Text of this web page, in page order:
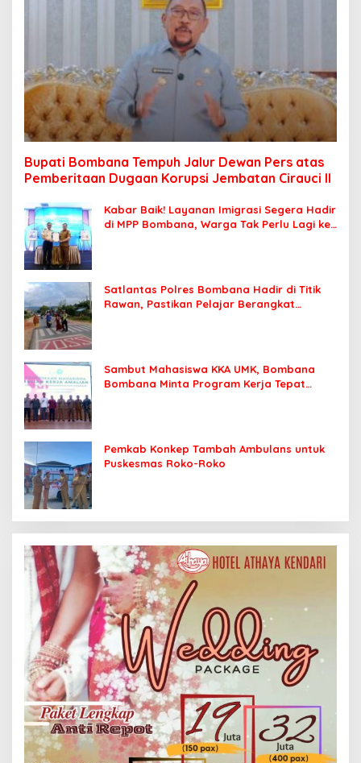
Bupati Bombana Tempuh Jalur Dewan Pers atas
Pemberitaan Dugaan Korupsi Jembatan Cirauci II
Kabar Baik! Layanan Imigrasi Segera Hadir
di MPP Bombana, Warga Tak Perlu Lagi ke
Satlantas Polres Bombana Hadir di Titik
Rawan, Pastikan Pelajar Berangkat
Sambut Mahasiswa KKA UMK, Bombana
Bombana Minta Program Kerja Tepat
Pemkab Konkep Tambah Ambulans untuk
Puskesmas Roko-Roko